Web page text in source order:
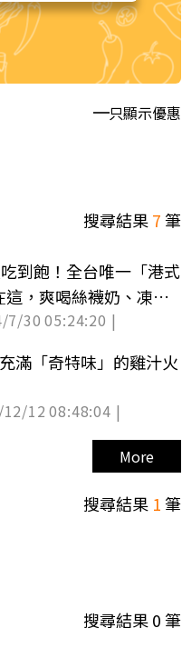
只顯示優惠
搜尋結果7筆
到飽！全台唯一「港式
這，爽喝絲襪奶、凍檸
7/30 05:24:20 |
滿「奇特味」的雞汁火
12 08:48:04 |
More
搜尋結果 1筆
搜尋結果0筆